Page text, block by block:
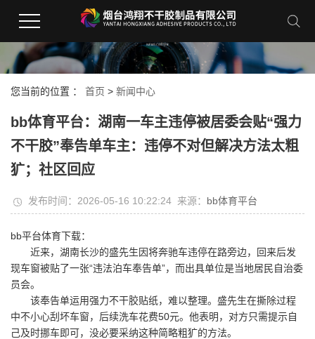
您当前的位置 ： 首页 > 新闻中心
bb体育平台：湖南一车主违停被居委会贴“强力
不干胶”奉告单车主：违停不对但解决方法太粗
犷；社区回应
发布时间：2026-05-16 10:22:24 来源： bb体育平台
bb平台体育下载：
近来，湖南长沙的盛先生因将奔驰车违停在路旁边，回来后发
现车窗被贴了一张“违法泊车奉告单”，而出具单位是当地居民自治委
员会。
该奉告单运用强力不干胶贴纸，难以整理。盛先生在撕除过程
中不小心刮坏车窗，后续洗车花费50元。他表明，对方只需提示自
己及时挪车即可，没必要采纳这种简略粗犷的方法。